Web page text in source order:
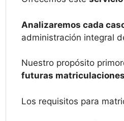
Analizaremos cada
administración integral
Nuestro propósito
futuras
Los requisitos para